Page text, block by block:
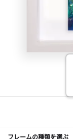
フレームの種類を選ぶ